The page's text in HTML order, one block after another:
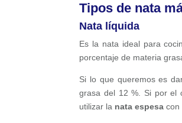
Tipos de nata
Nata líquida
Es la nata ideal para
porcentaje de materia
Si lo que queremos es
grasa del 12 %. Si por el
utilizar la nata espesa con